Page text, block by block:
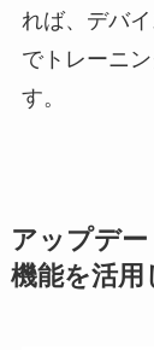
れば、デバ
でトレーニ
す。
アップデ
機能を活用